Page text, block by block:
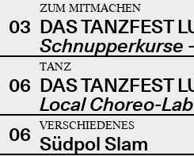
03
ZUM MITMACHEN
DAS TANZFEST
Schnupperkurse
06
TANZ
DAS TANZFEST
Local Choreo-Lab
06
VERSCHIEDENES
Südpol Slam